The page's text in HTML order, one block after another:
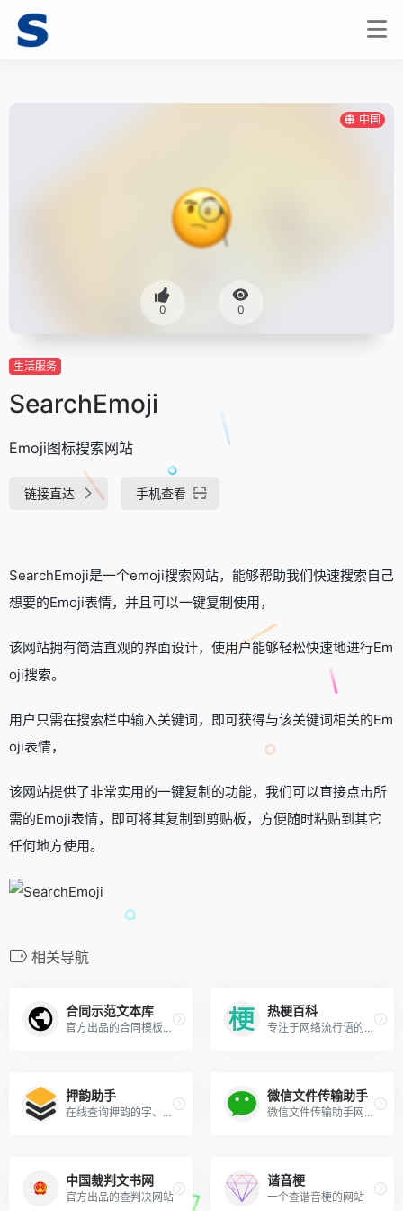
中国
0 0
生活服务
SearchEmoji
Emoji图标搜索网站
链接直达 手机查看
SearchEmoji是一个emoji搜索网站，能够帮助我们快速搜索自己
想要的Emoji表情，并且可以一键复制使用，
该网站拥有简洁直观的界面设计，使用户能够轻松快速地进行Em
oji搜索。
用户只需在搜索栏中输入关键词，即可获得与该关键词相关的Em
oji表情，
该网站提供了非常实用的一键复制的功能，我们可以直接点击所
需的Emoji表情，即可将其复制到剪贴板，方便随时粘贴到其它
任何地方使用。
相关导航
合同示范文本库
官方出品的合同模板免费下载
热梗百科
专注于网络流行语的收录和解释
押韵助手
在线查询押韵的字、词、诗、歌
微信文件传输助手
微信文件传输助手网页版
中国裁判文书网
官方出品的查判决网站
谐音梗
一个查谐音梗的网站